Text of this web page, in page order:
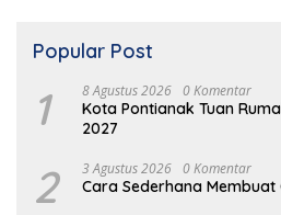
Popular Post
1 8 Agustus 2026 0 Komentar
Kota Pontianak Tuan
2027
2 3 Agustus 2026 0 Komentar
Cara Sederhana